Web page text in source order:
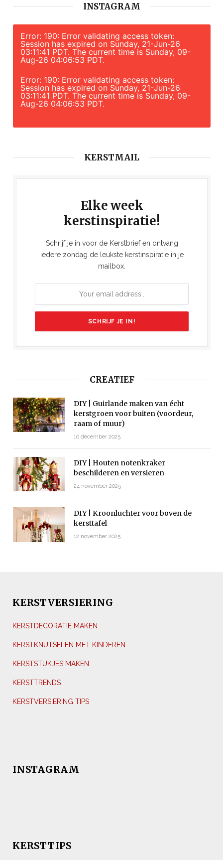
INSTAGRAM
Error: 190: Error validating access token:
Session has expired on Sunday, 21-Jun-26
03:11:41 PDT. The current time is Sunday, 09-
Aug-26 04:06:53 PDT.
Error: 190: Error validating access token:
Session has expired on Sunday, 21-Jun-26
03:11:41 PDT. The current time is Sunday, 09-
Aug-26 04:06:53 PDT.
KERSTMAIL
Elke week
kerstinspiratie!
Schrijf je in voor de Kerstbrief en ontvang
iedere zondag de leukste kerstinspiratie in je
mailbox.
CREATIEF
DIY | Guirlande maken van écht
kerstgroen voor buiten (voordeur,
raam of muur)
10 december 2025
DIY | Houten notenkraker
beschilderen en versieren
24 november 2025
DIY | Kroonluchter voor boven de
kersttafel
12 november 2025
KERSTVERSIERING
KERSTDECORATIE MAKEN
KERSTKNUTSELEN MET KINDEREN
KERSTSTUKJES MAKEN
KERSTTRENDS
KERSTVERSIERING TIPS
INSTAGRAM
KERSTTIPS